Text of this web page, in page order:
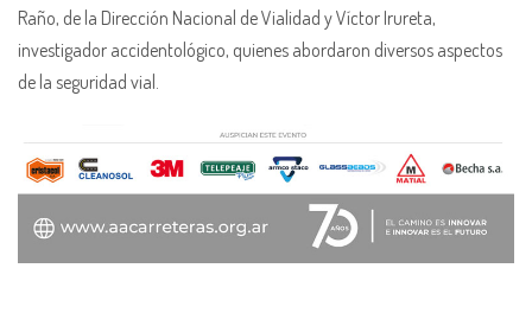
Raño, de la Dirección Nacional de Vialidad y Víctor Irureta,
investigador accidentológico, quienes abordaron diversos aspectos
de la seguridad vial.